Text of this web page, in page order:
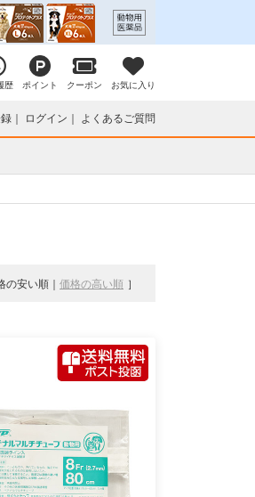
歴 ポイント クーポン お気に入り
ログイン よくあるご質問
の安い順 価格の高い順